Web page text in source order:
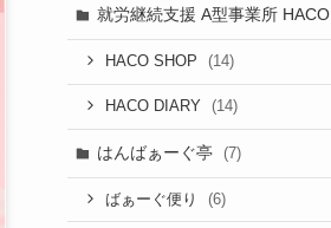
就労継続支援 A型事業所 HACO
HACO SHOP (14)
HACO DIARY (14)
はんばぁーぐ亭 (7)
ばぁーぐ便り (6)